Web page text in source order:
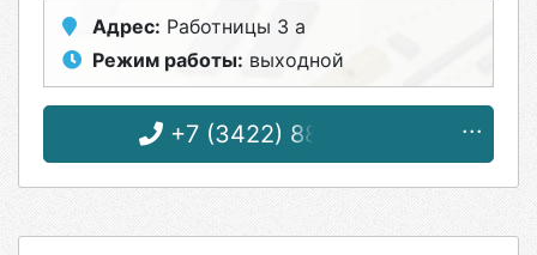
Адрес: Работницы 3 а
Режим работы: выходной
+7 (3422) 88-37-88